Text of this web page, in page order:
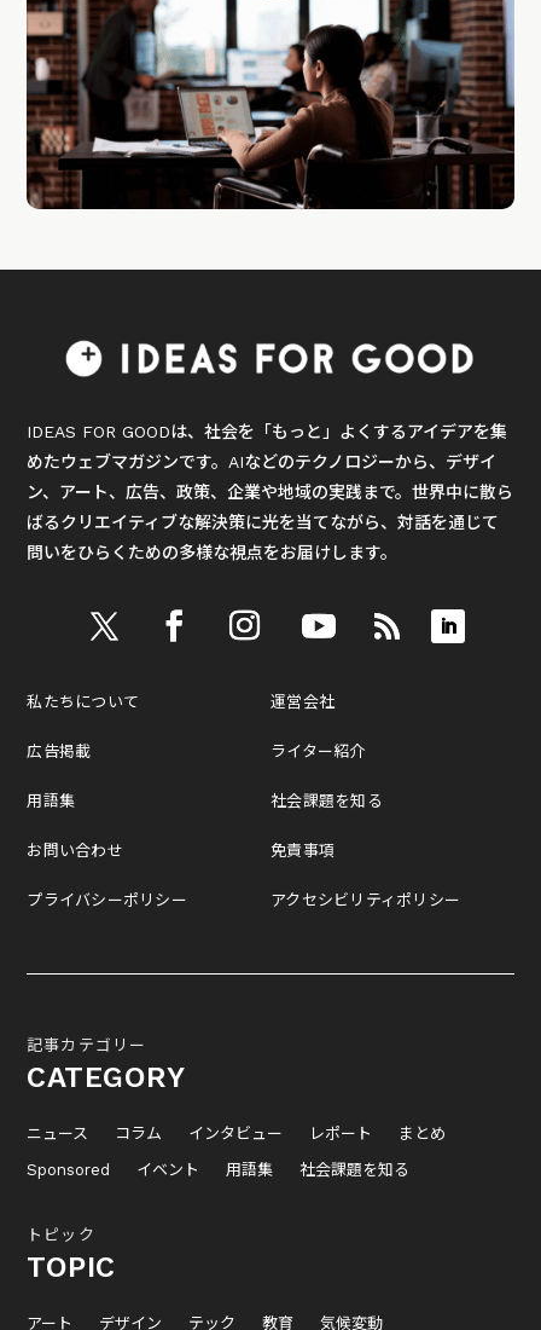
IDEAS FOR GOODは、社会を「もっと」よくするアイデアを集
めたウェブマガジンです。AIなどのテクノロジーから、デザイ
ン、アート、広告、政策、企業や地域の実践まで。世界中に散ら
ばるクリエイティブな解決策に光を当てながら、対話を通じて
問いをひらくための多様な視点をお届けします。
私たちについて
広告掲載
用語集
お問い合わせ
プライバシーポリシー
運営会社
ライター紹介
社会課題を知る
免責事項
アクセシビリティポリシー
記事カテゴリー
CATEGORY
ニュース コラム インタビュー レポート
まとめ
Sponsored
イベント 用語集 社会課題を知る
トピック
TOPIC
アート デザイン テック 教育 気候変動